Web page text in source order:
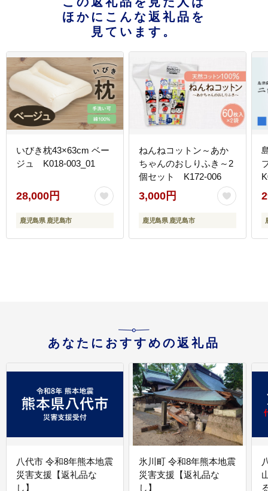
ほかにこんな返礼品を
見ています。
いびき枕43×63cm ベー
ジュ K018-003_01
28,000円
鹿児島県 鹿児島市
ねんねコットン～あか
ちゃんのおしりふき～2
個セット K172-006
3,000円
鹿児島県 鹿児島市
あなたにおすすめの返礼品
八代市 令和8年熊本地震
災害支援【返礼品な
し】
氷川町 令和8年熊本地震
災害支援【返礼品な
し】